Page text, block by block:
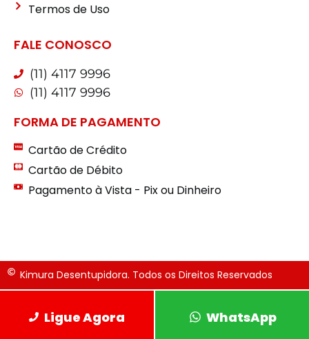
Termos de Uso
FALE CONOSCO
(11) 4117 9996
(11) 4117 9996
FORMA DE PAGAMENTO
Cartão de Crédito
Cartão de Débito
Pagamento à Vista - Pix ou Dinheiro
Kimura Desentupidora. Todos os Direitos Reservados
Ligue Agora WhatsApp